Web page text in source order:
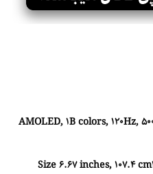
AMOLED, 1B colors, 120Hz,
Size 6.67 inches, 107.4